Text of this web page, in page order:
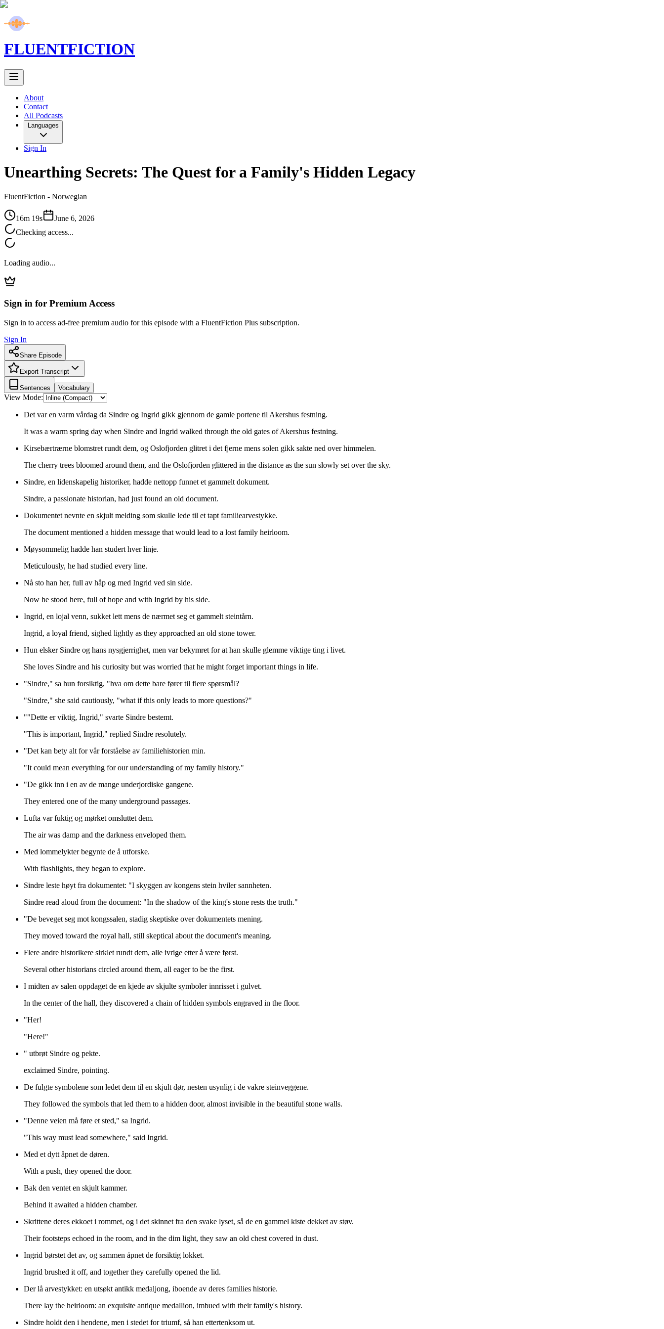
FLUENTFICTION
About
Contact
All Podcasts
Languages
Sign In
Unearthing Secrets: The Quest for a Family's Hidden Legacy
FluentFiction - Norwegian
16m 19s
June 6, 2026
Checking access...
Loading audio...
Sign in for Premium Access
Sign in to access ad-free premium audio for this episode with a FluentFiction Plus subscription.
Sign In
Share Episode
Export Transcript
Sentences Vocabulary
View Mode:
Det var en varm vårdag da Sindre og Ingrid gikk gjennom de gamle portene til Akershus festning.
It was a warm spring day when Sindre and Ingrid walked through the old gates of Akershus festning.
Kirsebærtrærne blomstret rundt dem, og Oslofjorden glitret i det fjerne mens solen gikk sakte ned over himmelen.
The cherry trees bloomed around them, and the Oslofjorden glittered in the distance as the sun slowly set over the sky.
Sindre, en lidenskapelig historiker, hadde nettopp funnet et gammelt dokument.
Sindre, a passionate historian, had just found an old document.
Dokumentet nevnte en skjult melding som skulle lede til et tapt familiearvestykke.
The document mentioned a hidden message that would lead to a lost family heirloom.
Møysommelig hadde han studert hver linje.
Meticulously, he had studied every line.
Nå sto han her, full av håp og med Ingrid ved sin side.
Now he stood here, full of hope and with Ingrid by his side.
Ingrid, en lojal venn, sukket lett mens de nærmet seg et gammelt steintårn.
Ingrid, a loyal friend, sighed lightly as they approached an old stone tower.
Hun elsker Sindre og hans nysgjerrighet, men var bekymret for at han skulle glemme viktige ting i livet.
She loves Sindre and his curiosity but was worried that he might forget important things in life.
"Sindre," sa hun forsiktig, "hva om dette bare fører til flere spørsmål?
"Sindre," she said cautiously, "what if this only leads to more questions?"
""Dette er viktig, Ingrid," svarte Sindre bestemt.
"This is important, Ingrid," replied Sindre resolutely.
"Det kan bety alt for vår forståelse av familiehistorien min.
"It could mean everything for our understanding of my family history."
"De gikk inn i en av de mange underjordiske gangene.
They entered one of the many underground passages.
Lufta var fuktig og mørket omsluttet dem.
The air was damp and the darkness enveloped them.
Med lommelykter begynte de å utforske.
With flashlights, they began to explore.
Sindre leste høyt fra dokumentet: "I skyggen av kongens stein hviler sannheten.
Sindre read aloud from the document: "In the shadow of the king's stone rests the truth."
"De beveget seg mot kongssalen, stadig skeptiske over dokumentets mening.
They moved toward the royal hall, still skeptical about the document's meaning.
Flere andre historikere sirklet rundt dem, alle ivrige etter å være først.
Several other historians circled around them, all eager to be the first.
I midten av salen oppdaget de en kjede av skjulte symboler innrisset i gulvet.
In the center of the hall, they discovered a chain of hidden symbols engraved in the floor.
"Her!
"Here!"
" utbrøt Sindre og pekte.
exclaimed Sindre, pointing.
De fulgte symbolene som ledet dem til en skjult dør, nesten usynlig i de vakre steinveggene.
They followed the symbols that led them to a hidden door, almost invisible in the beautiful stone walls.
"Denne veien må føre et sted," sa Ingrid.
"This way must lead somewhere," said Ingrid.
Med et dytt åpnet de døren.
With a push, they opened the door.
Bak den ventet en skjult kammer.
Behind it awaited a hidden chamber.
Skrittene deres ekkoet i rommet, og i det skinnet fra den svake lyset, så de en gammel kiste dekket av støv.
Their footsteps echoed in the room, and in the dim light, they saw an old chest covered in dust.
Ingrid børstet det av, og sammen åpnet de forsiktig lokket.
Ingrid brushed it off, and together they carefully opened the lid.
Der lå arvestykket: en utsøkt antikk medaljong, iboende av deres families historie.
There lay the heirloom: an exquisite antique medallion, imbued with their family's history.
Sindre holdt den i hendene, men i stedet for triumf, så han ettertenksom ut.